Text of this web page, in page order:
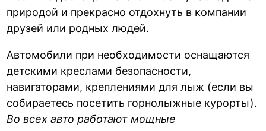
природой и прекрасно отдохнуть в компании
друзей или родных людей.
Автомобили при необходимости оснащаются
детскими креслами безопасности,
навигаторами, креплениями для лыж (если вы
собираетесь посетить горнолыжные курорты).
Во всех авто работают мощные